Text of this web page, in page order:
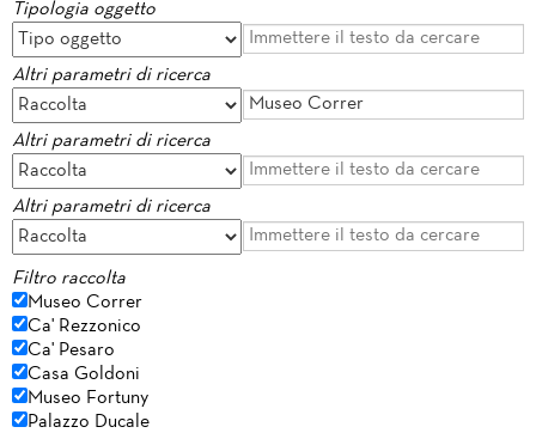
Tipologia oggetto
Altri parametri di ricerca
Altri parametri di ricerca
Altri parametri di ricerca
Filtro raccolta
Museo Correr
Ca' Rezzonico
Ca' Pesaro
Casa Goldoni
Museo Fortuny
Palazzo Ducale